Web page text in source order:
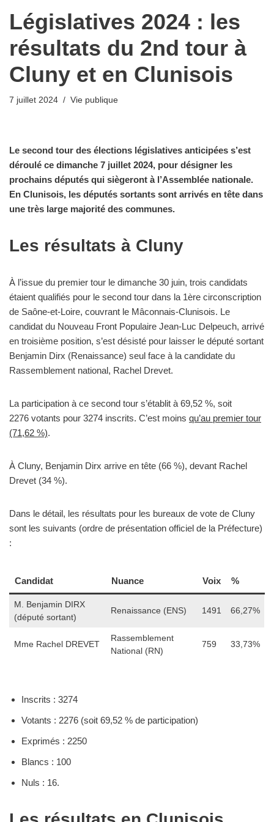
Législatives 2024 : les
résultats du 2nd tour à
Cluny et en Clunisois
7 juillet 2024 Vie publique
Le second tour des élections législatives anticipées s’est
déroulé ce dimanche 7 juillet 2024, pour désigner les
prochains députés qui siègeront à l’Assemblée nationale.
En Clunisois, les députés sortants sont arrivés en tête dans
une très large majorité des communes.
Les résultats à Cluny
À l’issue du premier tour le dimanche 30 juin, trois candidats
étaient qualifiés pour le second tour dans la 1ère circonscription
de Saône-et-Loire, couvrant le Mâconnais-Clunisois. Le
candidat du Nouveau Front Populaire Jean-Luc Delpeuch, arrivé
en troisième position, s’est désisté pour laisser le député sortant
Benjamin Dirx (Renaissance) seul face à la candidate du
Rassemblement national, Rachel Drevet.
La participation à ce second tour s’établit à 69,52 %, soit
2276 votants pour 3274 inscrits. C’est moins qu’au premier tour
(71,62 %).
À Cluny, Benjamin Dirx arrive en tête (66 %), devant Rachel
Drevet (34 %).
Dans le détail, les résultats pour les bureaux de vote de Cluny
sont les suivants (ordre de présentation officiel de la Préfecture)
:
Candidat Nuance Voix %
M. Benjamin DIRX
(député sortant)
Renaissance (ENS) 1491 66,27%
Mme Rachel DREVET
Rassemblement
National (RN)
759 33,73%
Inscrits : 3274
Votants : 2276 (soit 69,52 % de participation)
Exprimés : 2250
Blancs : 100
Nuls : 16.